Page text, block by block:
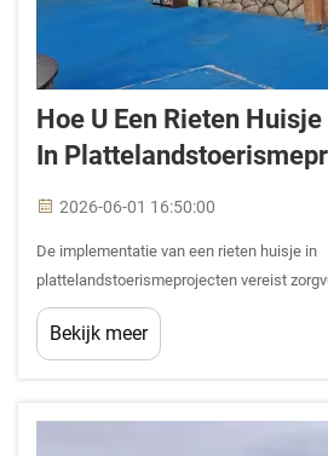
Hoe U Een Rieten
In
2026-06-01 16:50:00
De implementatie van een rieten huisje in
plattelandstoerismeprojecten vereist
strategische integratie om zowel de
als de functionele waarde maximaal te
gebouwen bieden toeristen een
Bekijk meer